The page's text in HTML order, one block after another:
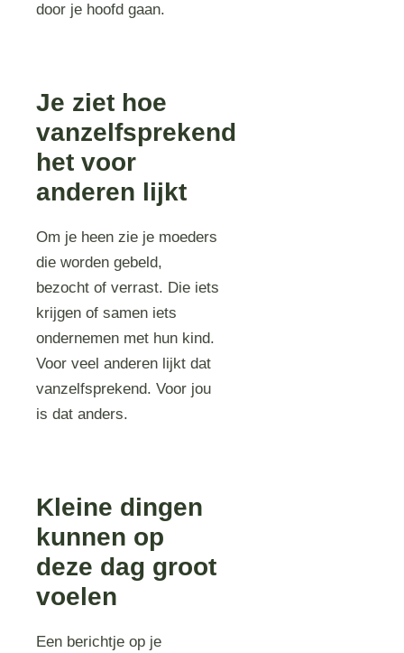
door je hoofd gaan.
Je ziet hoe
vanzelfsprekend
het voor
anderen lijkt
Om je heen zie je moeders
die worden gebeld,
bezocht of verrast. Die iets
krijgen of samen iets
ondernemen met hun kind.
Voor veel anderen lijkt dat
vanzelfsprekend. Voor jou
is dat anders.
Kleine dingen
kunnen op
deze dag groot
voelen
Een berichtje op je